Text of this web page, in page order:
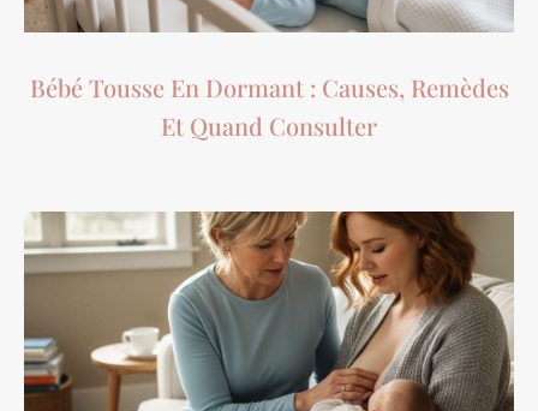
Bébé Tousse En Dormant : Causes, Remèdes
Et Quand Consulter